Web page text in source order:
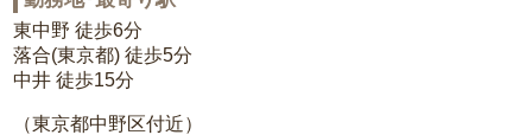
東中野 徒歩6分
落合(東京都) 徒歩5分
中井 徒歩15分
（東京都中野区付近）